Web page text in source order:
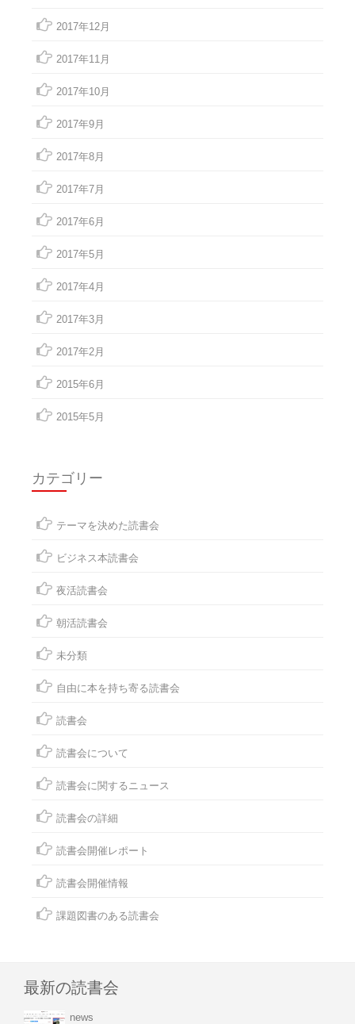
2017年12月
2017年11月
2017年10月
2017年9月
2017年8月
2017年7月
2017年6月
2017年5月
2017年4月
2017年3月
2017年2月
2015年6月
2015年5月
カテゴリー
テーマを決めた読書会
ビジネス本読書会
夜活読書会
朝活読書会
未分類
自由に本を持ち寄る読書会
読書会
読書会について
読書会に関するニュース
読書会の詳細
読書会開催レポート
読書会開催情報
課題図書のある読書会
最新の読書会
news